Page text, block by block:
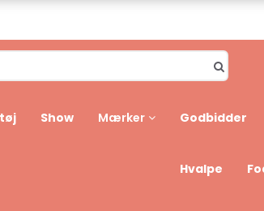
Show Mærker Godbidder
Hvalpe